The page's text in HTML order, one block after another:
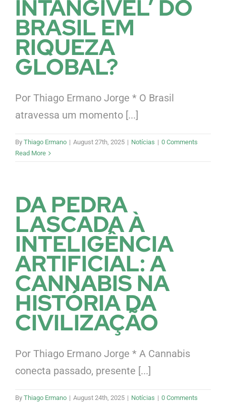
INTANGÍVEL’ DO
BRASIL EM
RIQUEZA
GLOBAL?
Por Thiago Ermano Jorge * O Brasil
atravessa um momento [...]
By Thiago Ermano | August 27th, 2025 | Notícias | 0 Comments
Read More
DA PEDRA
LASCADA À
INTELIGÊNCIA
ARTIFICIAL: A
CANNABIS NA
HISTÓRIA DA
CIVILIZAÇÃO
Por Thiago Ermano Jorge * A Cannabis
conecta passado, presente [...]
By Thiago Ermano | August 24th, 2025 | Notícias | 0 Comments